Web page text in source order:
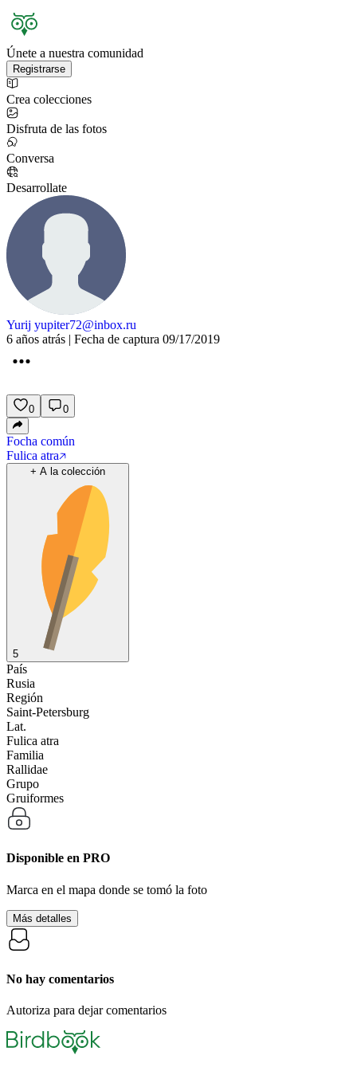
Únete a nuestra comunidad
Registrarse
Crea colecciones
Disfruta de las fotos
Conversa
Desarrollate
Yurij yupiter72@inbox.ru
6 años atrás | Fecha de captura 09/17/2019
0 0
Focha común
Fulica atra
+ A la colección
5
País
Rusia
Región
Saint-Petersburg
Lat.
Fulica atra
Familia
Rallidae
Grupo
Gruiformes
Disponible en PRO
Marca en el mapa donde se tomó la foto
Más detalles
No hay comentarios
Autoriza para dejar comentarios